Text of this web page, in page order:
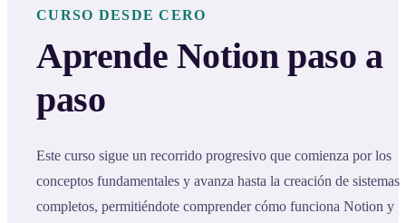
CURSO DESDE CERO
Aprende Notion paso a
paso
Este curso sigue un recorrido progresivo que comienza por los
conceptos fundamentales y avanza hasta la creación de sistemas
completos, permitiéndote comprender cómo funciona Notion y